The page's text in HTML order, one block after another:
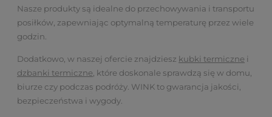
Nasze produkty są idealne do przechowywania i transportu
posiłków, zapewniając optymalną temperaturę przez wiele
godzin.
Dodatkowo, w naszej ofercie znajdziesz kubki termiczne i
dzbanki termiczne , które doskonale sprawdzą się w domu,
biurze czy podczas podróży. WINK to gwarancja jakości,
bezpieczeństwa i wygody.